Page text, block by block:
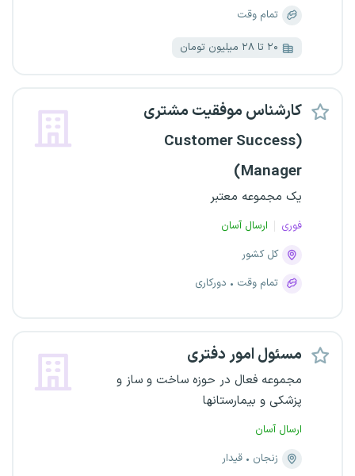
تمام وقت
۲۰ تا ۲۸ میلیون تومان
کارشناس موفقیت مشتری
(Customer Success
Manager)
یک مجموعه معتبر
فوری
ارسال آسان
کل کشور
تمام وقت
دورکاری
مسئول امور دفتری
مجموعه فعال در حوزه ساخت و ساز و
پزشکی و بیمارستانها
ارسال آسان
زنجان
قیدار